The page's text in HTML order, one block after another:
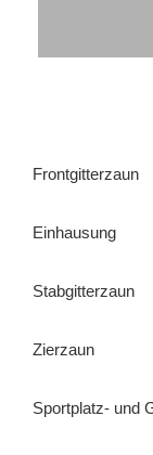
Frontgitterzaun
Einhausung
Stabgitterzaun
Zierzaun
Sportplatz- und